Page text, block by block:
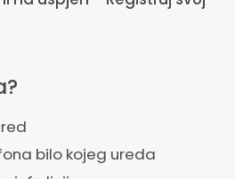
bilo kojeg ureda